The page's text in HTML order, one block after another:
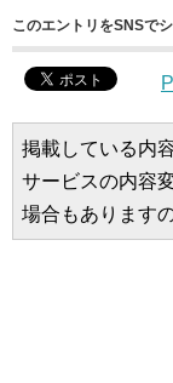
このエントリをSNSで
掲載している内
サービスの内容
場合もあります